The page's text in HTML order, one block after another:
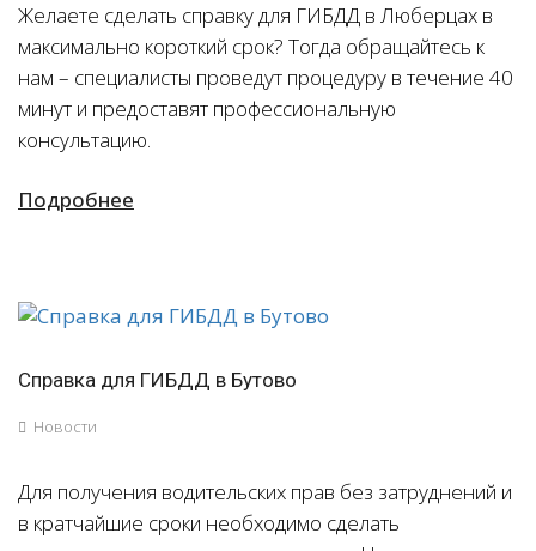
Желаете сделать справку для ГИБДД в Люберцах в
максимально короткий срок? Тогда обращайтесь к
нам – специалисты проведут процедуру в течение 40
минут и предоставят профессиональную
консультацию.
Подробнее
Справка для ГИБДД в Бутово
Новости
Для получения водительских прав без затруднений и
в кратчайшие сроки необходимо сделать